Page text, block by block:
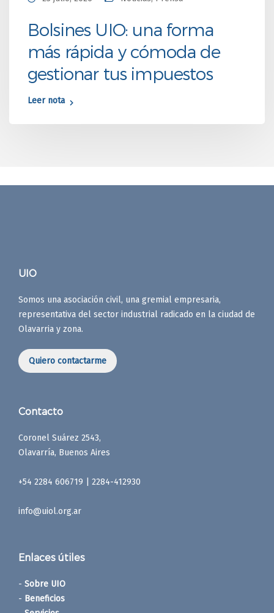
Bolsines UIO: una forma
más rápida y cómoda de
gestionar tus impuestos
Leer nota
UIO
Somos una asociación civil, una gremial empresaria,
representativa del sector industrial radicado en la ciudad de
Olavarria y zona.
Quiero contactarme
Contacto
Coronel Suárez 2543,
Olavarría, Buenos Aires
+54 2284 606719 | 2284-412930
info@uiol.org.ar
Enlaces útiles
- Sobre UIO
- Beneficios